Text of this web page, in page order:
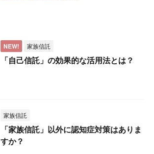
NEW! 家族信託
「自己信託」の効果的な活用法とは？
家族信託
「家族信託」以外に認知症対策はありま
すか？